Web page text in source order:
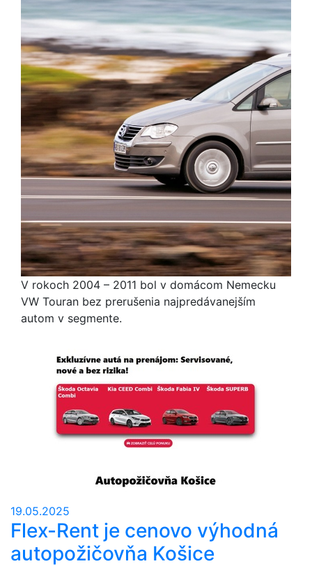
V rokoch 2004 – 2011 bol v domácom Nemecku
VW Touran bez prerušenia najpredávanejším
autom v segmente.
19.05.2025
Flex-Rent je cenovo výhodná
autopožičovňa Košice